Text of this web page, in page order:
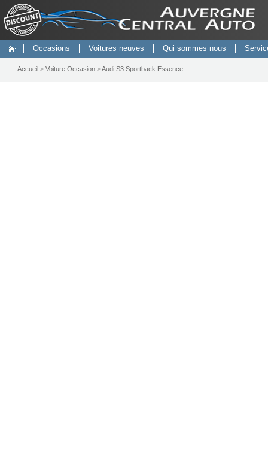
Occasions Voitures neuves Qui sommes nous
Accueil >Voiture Occasion >Audi S3 Sportback Essence